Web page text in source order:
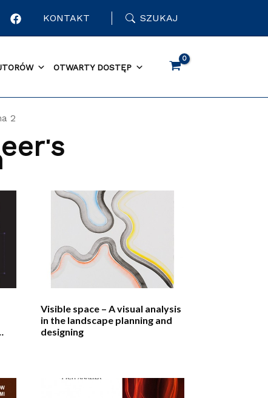
KONTAKT SZUKAJ
OTWARTY DOSTĘP
2
Visible space – A visual analysis
in the landscape planning and
designing